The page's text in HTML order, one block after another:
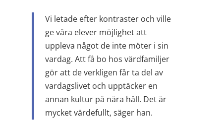
Vi letade efter kontraster och ville
ge våra elever möjlighet att
uppleva något de inte möter i sin
vardag. Att få bo hos värdfamiljer
gör att de verkligen får ta del av
vardagslivet och upptäcker en
annan kultur på nära håll. Det är
mycket värdefullt, säger han.